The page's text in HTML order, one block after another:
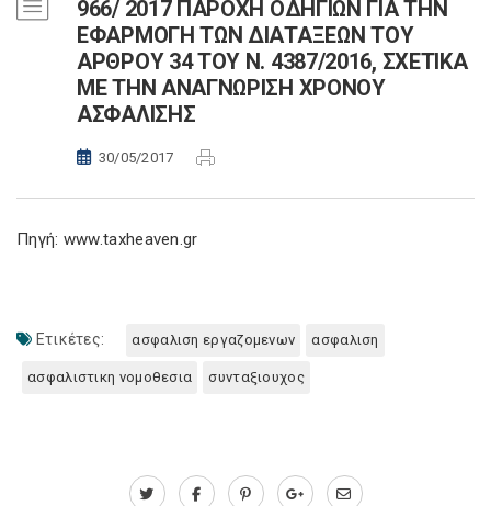
966/ 2017 ΠΑΡΟΧΗ ΟΔΗΓΙΩΝ ΓΙΑ ΤΗΝ
ΕΦΑΡΜΟΓΗ ΤΩΝ ΔΙΑΤΑΞΕΩΝ ΤΟΥ
ΑΡΘΡΟΥ 34 ΤΟΥ Ν. 4387/2016, ΣΧΕΤΙΚΑ
ΜΕ ΤΗΝ ΑΝΑΓΝΩΡΙΣΗ ΧΡΟΝΟΥ
ΑΣΦΑΛΙΣΗΣ
30/05/2017
Πηγή: www.taxheaven.gr
Ετικέτες: ασφαλιση εργαζομενων ασφαλιση
ασφαλιστικη νομοθεσια συνταξιουχος